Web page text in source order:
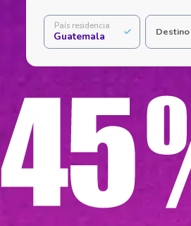
País residencia
Destino